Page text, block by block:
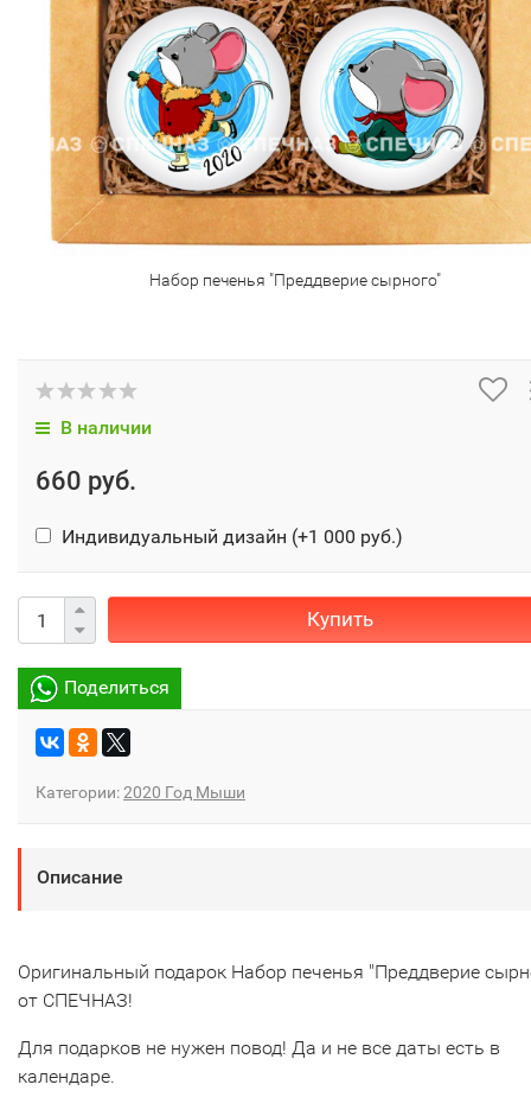
Набор печенья "Преддверие сырного"
В наличии
660 руб.
Индивидуальный дизайн (+1 000 руб.)
Купить
Поделиться
Категории:2020 Год Мыши
Описание
Оригинальный подарок Набор печенья "Преддверие
от СПЕЧНАЗ!
Для подарков не нужен повод! Да и не все даты есть в
календаре.